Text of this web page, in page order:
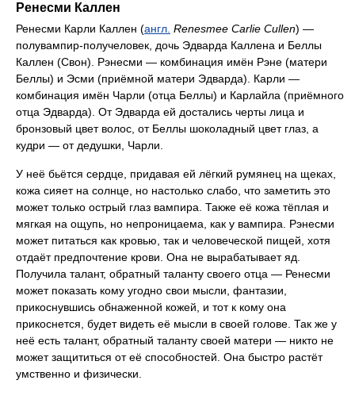
Ренесми Каллен
Ренесми Карли Каллен (англ. Renesmee Carlie Cullen) —
полувампир-получеловек, дочь Эдварда Каллена и Беллы
Каллен (Свон). Рэнесми — комбинация имён Рэне (матери
Беллы) и Эсми (приёмной матери Эдварда). Карли —
комбинация имён Чарли (отца Беллы) и Карлайла (приёмного
отца Эдварда). От Эдварда ей достались черты лица и
бронзовый цвет волос, от Беллы шоколадный цвет глаз, а
кудри — от дедушки, Чарли.
У неё бьётся сердце, придавая ей лёгкий румянец на щеках,
кожа сияет на солнце, но настолько слабо, что заметить это
может только острый глаз вампира. Также её кожа тёплая и
мягкая на ощупь, но непроницаема, как у вампира. Рэнесми
может питаться как кровью, так и человеческой пищей, хотя
отдаёт предпочтение крови. Она не вырабатывает яд.
Получила талант, обратный таланту своего отца — Ренесми
может показать кому угодно свои мысли, фантазии,
прикоснувшись обнаженной кожей, и тот к кому она
прикоснется, будет видеть её мысли в своей голове. Так же у
неё есть талант, обратный таланту своей матери — никто не
может защититься от её способностей. Она быстро растёт
умственно и физически.